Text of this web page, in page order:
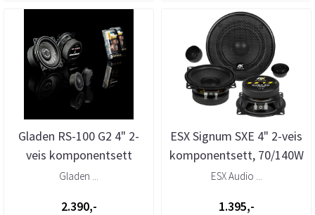
Gladen RS-100 G2 4" 2-
veis komponentsett
Gladen ...
2.390,-
ESX Signum SXE 4" 2-veis
komponentsett, 70/140W
ESX Audio ...
1.395,-